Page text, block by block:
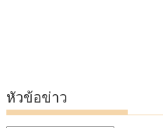
หัวข้อข่าว